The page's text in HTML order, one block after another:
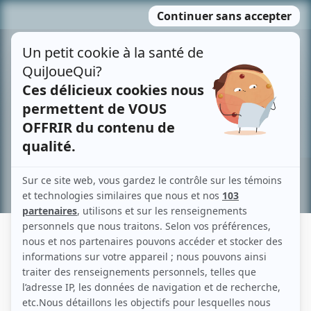
MENU
contenu
Recherche avancée »
RAPHAËL CHAMPAGNE
Liens
Fiche de Raphaël Champagne sur Showbizz.net